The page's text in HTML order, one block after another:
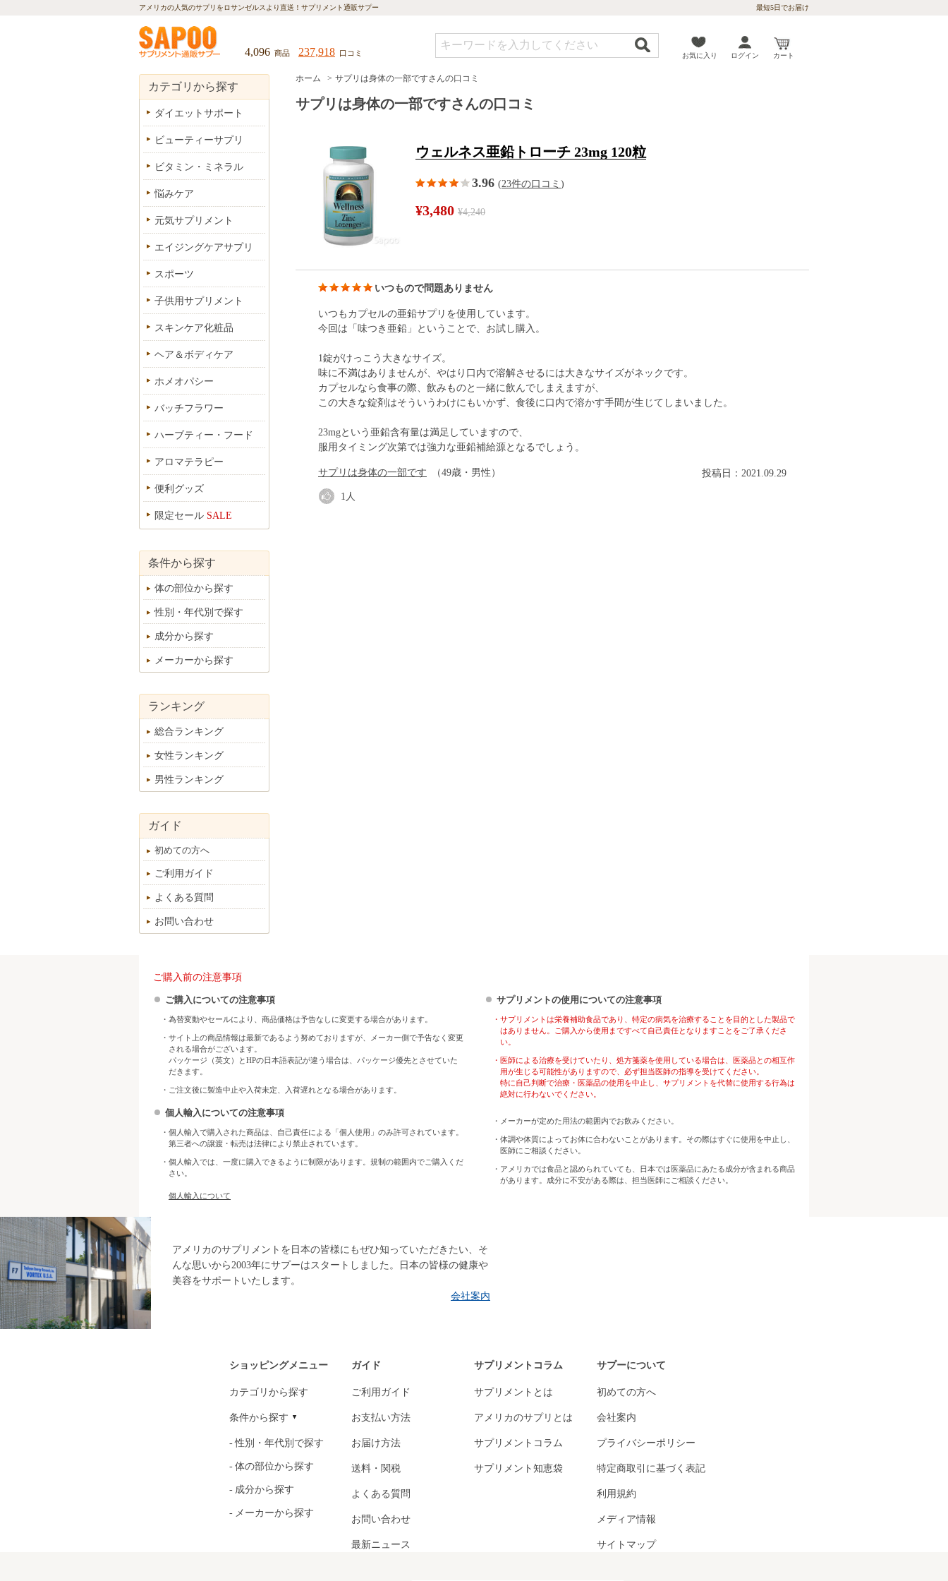
アメリカの人気のサプリをロサンゼルスより直送！ サプリメント通販サプー 最短5日でお届け
4,096 商品 237,918 口コミ お気に入り ログイン カート
ホーム サプリは身体の一部ですさんの口コミ
サプリは身体の一部ですさんの口コミ
ウェルネス亜鉛トローチ 23mg 120粒
3.96 (23件の口コミ )
¥3,480 ¥4,240
いつもので問題ありません
いつもカプセルの亜鉛サプリを使用しています。
今回は「味つき亜鉛」ということで、お試し購入。
1錠がけっこう大きなサイズ。
味に不満はありませんが、やはり口内で溶解させるには大きなサイズがネックです。
カプセルなら食事の際、飲みものと一緒に飲んでしまえますが、
この大きな錠剤はそういうわけにもいかず、食後に口内で溶かす手間が生じてしまいました。
23mgという亜鉛含有量は満足していますので、
服用タイミング次第では強力な亜鉛補給源となるでしょう。
投稿日：2021.09.29
サプリは身体の一部です （49歳・男性）
1 人
カテゴリから探す
ダイエットサポート
ビューティーサプリ
ビタミン・ミネラル
悩みケア
元気サプリメント
エイジングケアサプリ
スポーツ
子供用サプリメント
スキンケア化粧品
ヘア＆ボディケア
ホメオパシー
バッチフラワー
ハーブティー・フード
アロマテラピー
便利グッズ
限定セール SALE
条件から探す
体の部位から探す
性別・年代別で探す
成分から探す
メーカーから探す
ランキング
総合ランキング
女性ランキング
男性ランキング
ガイド
初めての方へ
ご利用ガイド
よくある質問
お問い合わせ
ご購入前の注意事項
ご購入についての注意事項
・為替変動やセールにより、商品価格は予告なしに変更する場合があります。
・サイト上の商品情報は最新であるよう努めておりますが、メーカー側で予告なく変更
される場合がございます。
パッケージ（英文）とHPの日本語表記が違う場合は、パッケージ優先とさせていた
だきます。
・ご注文後に製造中止や入荷未定、入荷遅れとなる場合があります。
個人輸入についての注意事項
・個人輸入で購入された商品は、自己責任による「個人使用」のみ許可されています。
第三者への譲渡・転売は法律により禁止されています。
・個人輸入では、一度に購入できるように制限があります。規制の範囲内でご購入くだ
さい。
個人輸入について
サプリメントの使用についての注意事項
・サプリメントは栄養補助食品であり、特定の病気を治療することを目的とした製品で
はありません。ご購入から使用まですべて自己責任となりますことをご了承くださ
い。
・医師による治療を受けていたり、処方箋薬を使用している場合は、医薬品との相互作
用が生じる可能性がありますので、必ず担当医師の指導を受けてください。
特に自己判断で治療・医薬品の使用を中止し、サプリメントを代替に使用する行為は
絶対に行わないでください。
・メーカーが定めた用法の範囲内でお飲みください。
・体調や体質によってお体に合わないことがあります。その際はすぐに使用を中止し、
医師にご相談ください。
・アメリカでは食品と認められていても、日本では医薬品にあたる成分が含まれる商品
があります。成分に不安がある際は、担当医師にご相談ください。
アメリカのサプリメントを日本の皆様にもぜひ知っていただきたい、そ
んな思いから2003年にサプーはスタートしました。日本の皆様の健康や
美容をサポートいたします。
会社案内
ショッピングメニュー
カテゴリから探す
条件から探す
性別・年代別で探す
体の部位から探す
成分から探す
メーカーから探す
ガイド
ご利用ガイド
お支払い方法
お届け方法
送料・関税
よくある質問
お問い合わせ
最新ニュース
サプリメントコラム
サプリメントとは
アメリカのサプリとは
サプリメントコラム
サプリメント知恵袋
サプーについて
初めての方へ
会社案内
プライバシーポリシー
特定商取引に基づく表記
利用規約
メディア情報
サイトマップ